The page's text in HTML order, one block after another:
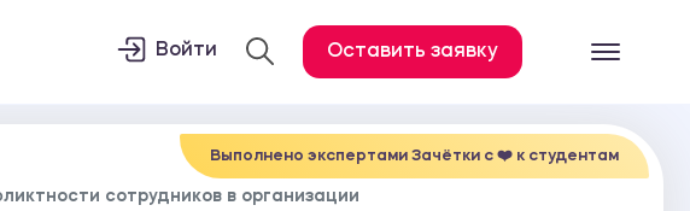
Все услуги
Войти Оставить заявку
Выполнено экспертами Зачётки c ❤️ к студентам
сотрудников в организации